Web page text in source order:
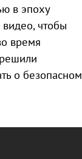
в эпоху
чтобы
время
о безопасном